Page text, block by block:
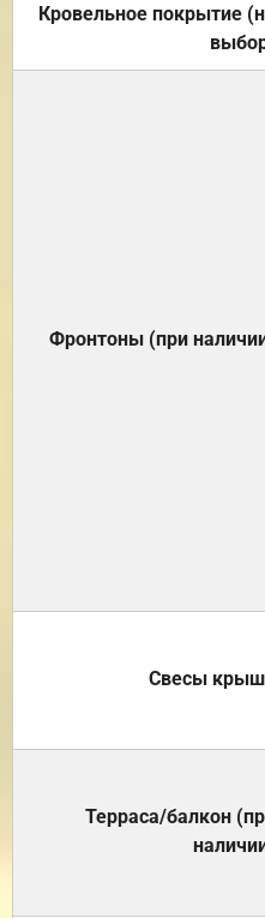
Кровельное покрытие
Фронтоны (при
Свесы
Терраса/балкон